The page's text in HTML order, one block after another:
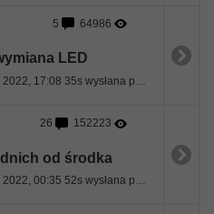
5 64986
LED
26 152223
od środka
Ostatnia wiadomość: 13 Sierpnia 2022, 00:35 52s wysłana przez martins84